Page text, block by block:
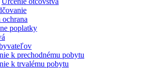
poplatky
k prechodnému pobytu
k trvalému pobytu